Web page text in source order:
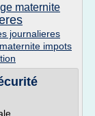
maternite
journalieres
impots